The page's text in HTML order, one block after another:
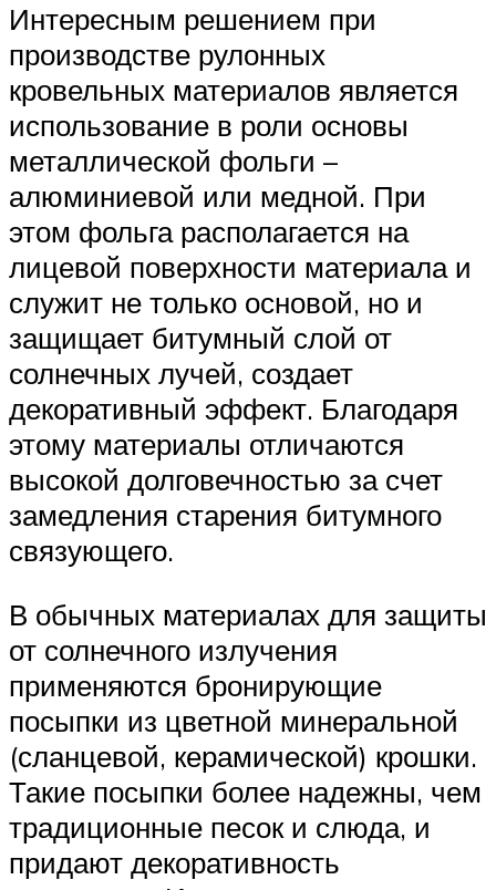
Интересным решением при
производстве рулонных
кровельных материалов является
использование в роли основы
металлической фольги –
алюминиевой или медной. При
этом фольга располагается на
лицевой поверхности материала и
служит не только основой, но и
защищает битумный слой от
солнечных лучей, создает
декоративный эффект. Благодаря
этому материалы отличаются
высокой долговечностью за счет
замедления старения битумного
связующего.
В обычных материалах для защиты
от солнечного излучения
применяются бронирующие
посыпки из цветной минеральной
(сланцевой, керамической) крошки.
Такие посыпки более надежны, чем
традиционные песок и слюда, и
придают декоративность